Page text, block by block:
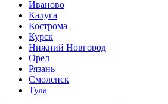
Иваново
Калуга
Кострома
Курск
Нижний Новгород
Орел
Рязань
Смоленск
Тула